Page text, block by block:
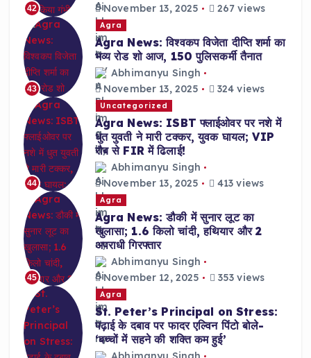
42
November 13, 2025
267 views
43
Agra
Agra News: विश्वकप विजेता दीप्ति शर्मा का
भव्य रोड शो आज, 150 पुलिसकर्मी तैनात
Abhimanyu Singh
November 13, 2025
324 views
44
Uncategorized
Agra News: ISBT फ्लाईओवर पर नशे में
धुत युवती ने मारी टक्कर, युवक घायल; VIP
रौब से FIR में ढिलाई!
Abhimanyu Singh
November 13, 2025
413 views
45
Agra
Agra News: डौकी में सुनार लूट का
खुलासा; 1.6 किलो चांदी, हथियार और 2
अपराधी गिरफ्तार
Abhimanyu Singh
November 12, 2025
353 views
Agra
St. Peter’s Principal on Stress:
पढ़ाई के दबाव पर फादर एल्विन पिंटो बोले-
‘बच्चों में सहने की शक्ति कम हुई’